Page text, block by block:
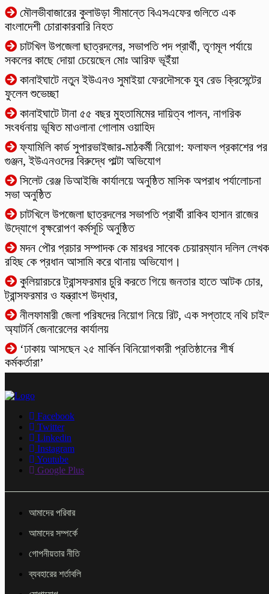
মৌলভীবাজারের কুলাউড়া সীমান্তে বিএসএফের গুলিতে এক
বাংলাদেশী চোরাকারবারি নিহত
চাটখিল উপজেলা ছাত্রদলের, সভাপতি পদ প্রার্থী, তৃণমূল পর্যায়ে
সকলের কাছে দোয়া চেয়েছেন মোঃ আরিফ ভূইঁয়া
কানাইঘাটে নতুন ইউএনও সুমাইয়া ফেরদৌসকে যুব রেড ক্রিসেন্টের
ফুলেল শুভেচ্ছা
কানাইঘাটে টানা ৫৫ বছর মুহতামিমের দায়িত্ব পালন, নাগরিক
সংবর্ধনায় ভূষিত মাওলানা গোলাম ওয়াহিদ
ফ্যামিলি কার্ড সুপারভাইজার-মাঠকর্মী নিয়োগ: ফলাফল প্রকাশের পর
গুঞ্জন, ইউএনওদের বিরুদ্ধে পাল্টা অভিযোগ
‎সিলেট রেঞ্জ ডিআইজি কার্যালয়ে অনুষ্ঠিত মাসিক অপরাধ পর্যালোচনা
সভা অনুষ্ঠিত
চাটখিলে উপজেলা ছাত্রদলের সভাপতি প্রার্থী রাকিব হাসান রাজের
উদ্যোগে বৃক্ষরোপণ কর্মসূচি অনুষ্ঠিত
মদন পৌর প্রচার সম্পাদক কে মারধর সাবেক চেয়ারম্যান দলিল লেখক
রহিছ কে প্রধান আসামি করে থানায় অভিযোগ।
কুলিয়ারচরে ট্রান্সফরমার চুরি করতে গিয়ে জনতার হাতে আটক চোর,
ট্রান্সফরমার ও যন্ত্রাংশ উদ্ধার,
নীলফামারী জেলা পরিষদের নিয়োগ নিয়ে রিট, এক সপ্তাহে নথি
অ্যাটর্নি জেনারেলের কার্যালয়
‘ঢাকায় আসছেন ২৫ মার্কিন বিনিয়োগকারী প্রতিষ্ঠানের শীর্ষ
কর্মকর্তারা’
Facebook
Twitter
Linkedin
Instagram
Youtube
Google Plus
আমাদের পরিবার
আমাদের সম্পর্কে
গোপনীয়তার নীতি
ব্যবহারের শর্তাবলি